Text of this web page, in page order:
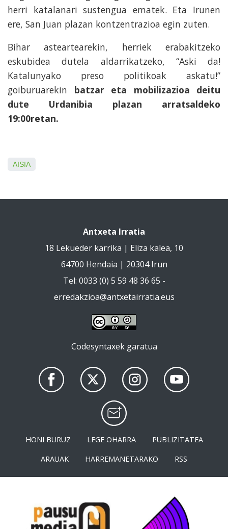
herri katalanari sustengua ematek. Eta Irunen
ere, San Juan plazan kontzentrazioa egin zuten.
Bihar asteartearekin, herriek erabakitzeko
eskubidea dutela aldarrikatzeko, “Aski da!
Katalunyako preso politikoak askatu!”
goiburuarekin batzar eta mobilizazioa deitu
dute Urdanibia plazan arratsaldeko
19:00retan.
AISIA
Antxeta Irratia
18 Lekueder karrika | Eliza kalea, 10
64700 Hendaia | 20304 Irun
Tel: 0033 (0) 5 59 48 36 65 -
erredakzioa@antxetairratia.eus
Codesyntaxek garatua
HONI BURUZ LEGE OHARRA
PUBLIZITATEA
ARAUAK
HARREMANETARAKO RSS